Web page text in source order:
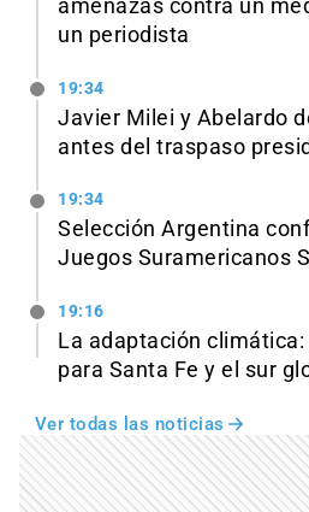
amenazas contra un
un periodista
19:34
Javier Milei y Abelardo
antes del traspaso
19:34
Selección Argentina
Juegos Suramericanos
19:16
La adaptación
para Santa Fe y el sur
Ver todas las noticias